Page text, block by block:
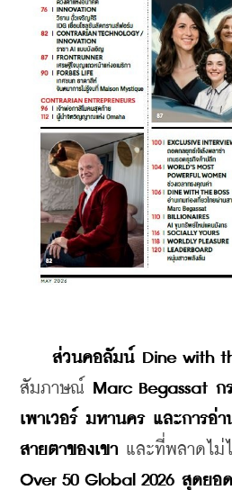
ส่วนคอลัมน์ Dine with
สัมภาษณ์
Marc Begassat ก
เพาเวอร์ มหานคร และการอ่า
สายตาของเขา และที่พลาดไม่
Over 50 Global 2026 สุดยอด